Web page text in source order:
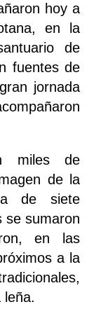
hoy a
en la
de
fuentes de
jornada
miles de
de la
de siete
se sumaron
en las
a la
leña.